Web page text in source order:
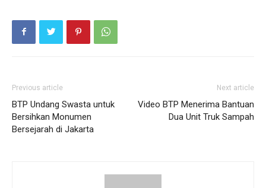
Previous article
BTP Undang Swasta untuk
Bersihkan Monumen
Bersejarah di Jakarta
Next article
Video BTP Menerima Bantuan
Dua Unit Truk Sampah